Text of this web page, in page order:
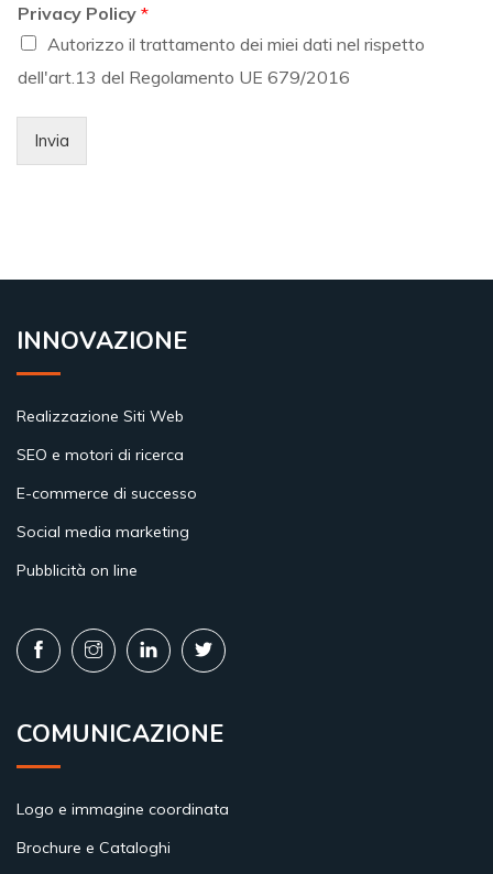
Privacy Policy *
Autorizzo il trattamento dei miei dati nel rispetto
dell'art.13 del Regolamento UE 679/2016
Invia
INNOVAZIONE
Realizzazione Siti Web
SEO e motori di ricerca
E-commerce di successo
Social media marketing
Pubblicità on line
COMUNICAZIONE
Logo e immagine coordinata
Brochure e Cataloghi